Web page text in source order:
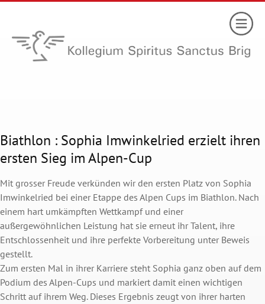
Biathlon : Sophia Imwinkelried erzielt ihren
ersten Sieg im Alpen-Cup
Mit grosser Freude verkünden wir den ersten Platz von Sophia
Imwinkelried bei einer Etappe des Alpen Cups im Biathlon. Nach
einem hart umkämpften Wettkampf und einer
außergewöhnlichen Leistung hat sie erneut ihr Talent, ihre
Entschlossenheit und ihre perfekte Vorbereitung unter Beweis
gestellt.
Zum ersten Mal in ihrer Karriere steht Sophia ganz oben auf dem
Podium des Alpen-Cups und markiert damit einen wichtigen
Schritt auf ihrem Weg. Dieses Ergebnis zeugt von ihrer harten